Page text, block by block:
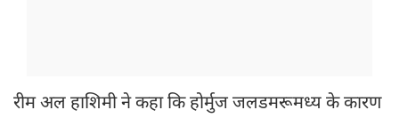
रीम अल हाशिमी ने कहा कि होर्मुज जलडमरूमध्य के कारण